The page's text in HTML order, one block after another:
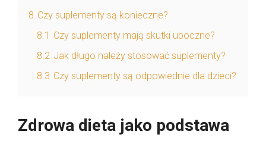
8 Czy suplementy są konieczne?
8.1 Czy suplementy mają skutki uboczne?
8.2 Jak długo należy stosować suplementy?
8.3 Czy suplementy są odpowiednie dla dzieci?
Zdrowa dieta jako podstawa